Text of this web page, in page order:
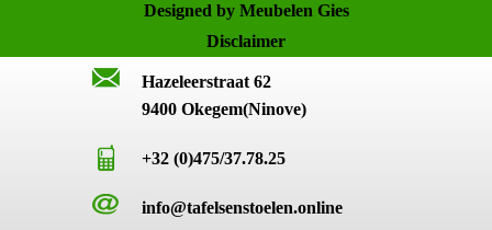
Designed by Meubelen Gies
Disclaimer
Hazeleerstraat 62
9400 Okegem(Ninove)
+32 (0)475/37.78.25
info@tafelsenstoelen.online